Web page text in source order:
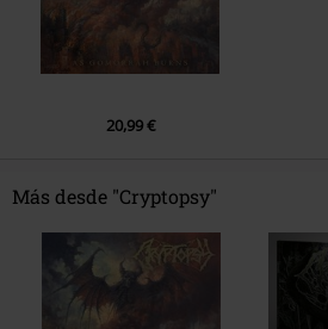
20,99 €
Más desde "Cryptopsy"